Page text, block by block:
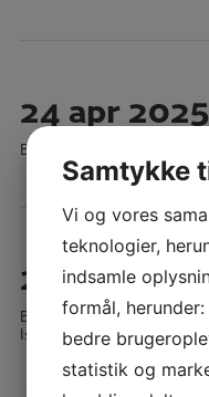
24 apr
Bibelkræs på Skærvebo. Vi
20 mar
Bibelkræs på Annekset. Vi
Israel
Samtykke
Vi og vores
teknologier,
indsamle
formål,
bedre
statistik og